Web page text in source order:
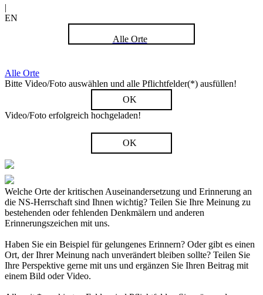
|
EN
Alle Orte
Alle Orte
Bitte Video/Foto auswählen und alle Pflichtfelder(*) ausfüllen!
OK
Video/Foto erfolgreich hochgeladen!
OK
Welche Orte der kritischen Auseinandersetzung und Erinnerung an
die NS-Herrschaft sind Ihnen wichtig? Teilen Sie Ihre Meinung zu
bestehenden oder fehlenden Denkmälern und anderen
Erinnerungszeichen mit uns.
Haben Sie ein Beispiel für gelungenes Erinnern? Oder gibt es einen
Ort, der Ihrer Meinung nach unverändert bleiben sollte? Teilen Sie
Ihre Perspektive gerne mit uns und ergänzen Sie Ihren Beitrag mit
einem Bild oder Video.